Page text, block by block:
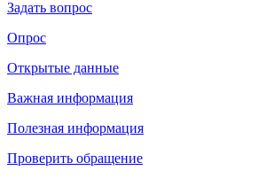
Задать вопрос
Опрос
Открытые данные
Важная информация
Полезная информация
Проверить обращение